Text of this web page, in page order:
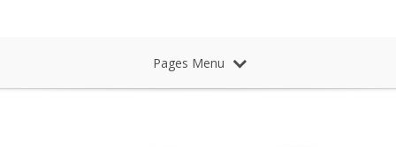
Pages Menu